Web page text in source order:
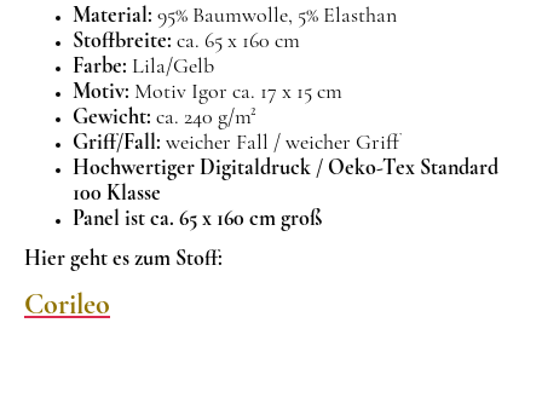
Material: 95% Baumwolle, 5% Elasthan
Stoffbreite: ca. 65 x 160 cm
Farbe: Lila/Gelb
Motiv: Motiv Igor ca. 17 x 15 cm
Gewicht: ca. 240 g/m²
Griff/Fall: weicher Fall / weicher Griff
Hochwertiger Digitaldruck / Oeko-Tex Standard
100 Klasse
Panel ist ca. 65 x 160 cm groß
Hier geht es zum Stoff:
Corileo